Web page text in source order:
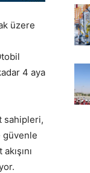
üzere
4 aya
sahipleri,
güvenle